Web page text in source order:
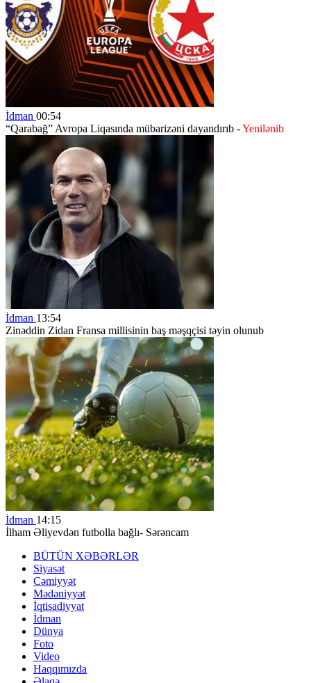
İdman 00:54
“Qarabağ” Avropa Liqasında mübarizəni dayandırıb -Yenilənib
İdman 13:54
Zinəddin Zidan Fransa millisinin baş məşqçisi təyin olunub
İdman 14:15
İlham Əliyevdən futbolla bağlı- Sərəncam
BÜTÜN XƏBƏRLƏR
Siyasət
Cəmiyyət
Mədəniyyət
İqtisadiyyat
İdman
Dünya
Foto
Video
Haqqımızda